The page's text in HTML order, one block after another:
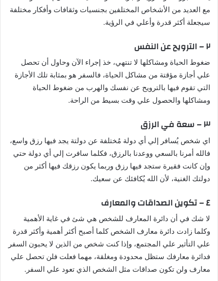
مع العديد من الأشخاص المختلفين بجنسيات وثقافات وأفكار مختلفة
سيجعلة أكثر قدرة وأعلي في الرؤية.
٢ – الترويح عن النفس
ضغوط الحياة ومشاكلها لا تنتهي، خذ إجراء الآن وحاول أن تحصل
علي أجازة مؤقتة من مشاكل الحياة، فالسفر هو بمثابة تلك الأجازة
التي تقوم فيها بالترويح عن نفسك والهرب من ضغوط الحياة
ومشاكلها والحصول علي وقت بسيط من الراحة.
٣ – سعة في الرزق
اي شخص يُسافر إلي أي دولة مُختلفة عن دولتة يجد فيها رزق واسع،
فالله أمرنا بالسعي ووعدنا بالرزق، فكلما سافرت إلي أي دولة حتي
وإن كانت فقيرة ستجد فيها رزق وربما يكون رزقك فيها أكثر من
دولتك الغنية، لأن الله يُكافئك عن سعيك.
٤ – تكوين الصداقات والمعارف
لا شك في أن دائرة المعارف للشخص هي شئ في غاية الأهمية
وكلما زادت دائرة معارف الشخص كلما أصبح أكثر أهمية وأكثر قدرة
علي التأثير علي المجتمع، وإذا كنت شخص من الذين لا يحبون السفر
فدائرة معارفك ستظل محدودة ومغلقة، مهما فعلت فلن تحصل علي
معارف ولن تكون صداقات مثل الشخص الذي تعود علي السفر.